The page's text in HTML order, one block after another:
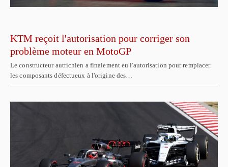
KTM reçoit l'autorisation pour corriger son
problème moteur en MotoGP
Le constructeur autrichien a finalement eu l'autorisation pour remplacer
les composants défectueux à l'origine des…